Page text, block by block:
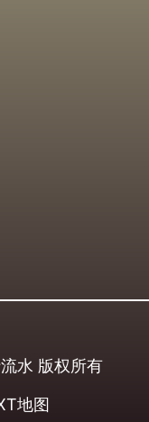
水 版权所有
地图